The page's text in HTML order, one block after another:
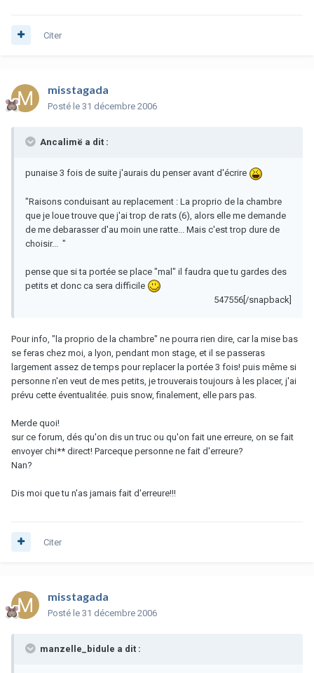
Citer
misstagada
Posté le 31 décembre 2006
Ancalimë a dit :
punaise 3 fois de suite j'aurais du penser avant d'écrire
"Raisons conduisant au replacement : La proprio de la chambre
que je loue trouve que j'ai trop de rats (6), alors elle me demande
de me debarasser d'au moin une ratte... Mais c'est trop dure de
choisir... "
pense que si ta portée se place "mal" il faudra que tu gardes des
petits et donc ca sera difficile
547556[/snapback]
Pour info, "la proprio de la chambre" ne pourra rien dire, car la mise bas
se feras chez moi, a lyon, pendant mon stage, et il se passeras
largement assez de temps pour replacer la portée 3 fois! puis même si
personne n'en veut de mes petits, je trouverais toujours à les placer, j'ai
prévu cette éventualitée. puis snow, finalement, elle pars pas.
Merde quoi!
sur ce forum, dés qu'on dis un truc ou qu'on fait une erreure, on se fait
envoyer chi** direct! Parceque personne ne fait d'erreure?
Nan?
Dis moi que tu n'as jamais fait d'erreure!!!
Citer
misstagada
Posté le 31 décembre 2006
manzelle_bidule a dit :